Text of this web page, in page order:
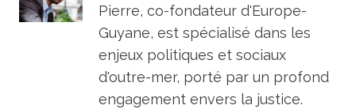
Pierre, co-fondateur d'Europe-
Guyane, est spécialisé dans les
enjeux politiques et sociaux
d'outre-mer, porté par un profond
engagement envers la justice.